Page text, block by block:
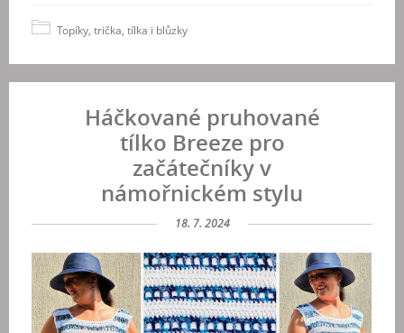
Topíky, trička, tílka i blůzky
Háčkované pruhované
tílko Breeze pro
začátečníky v
námořnickém stylu
18. 7. 2024